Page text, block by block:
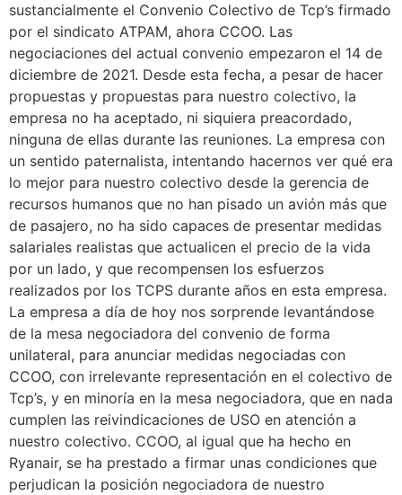
sustancialmente el Convenio Colectivo de Tcp’s firmado
por el sindicato ATPAM, ahora CCOO. Las
negociaciones del actual convenio empezaron el 14 de
diciembre de 2021. Desde esta fecha, a pesar de hacer
propuestas y propuestas para nuestro colectivo, la
empresa no ha aceptado, ni siquiera preacordado,
ninguna de ellas durante las reuniones. La empresa con
un sentido paternalista, intentando hacernos ver qué era
lo mejor para nuestro colectivo desde la gerencia de
recursos humanos que no han pisado un avión más que
de pasajero, no ha sido capaces de presentar medidas
salariales realistas que actualicen el precio de la vida
por un lado, y que recompensen los esfuerzos
realizados por los TCPS durante años en esta empresa.
La empresa a día de hoy nos sorprende levantándose
de la mesa negociadora del convenio de forma
unilateral, para anunciar medidas negociadas con
CCOO, con irrelevante representación en el colectivo de
Tcp’s, y en minoría en la mesa negociadora, que en nada
cumplen las reivindicaciones de USO en atención a
nuestro colectivo. CCOO, al igual que ha hecho en
Ryanair, se ha prestado a firmar unas condiciones que
perjudican la posición negociadora de nuestro